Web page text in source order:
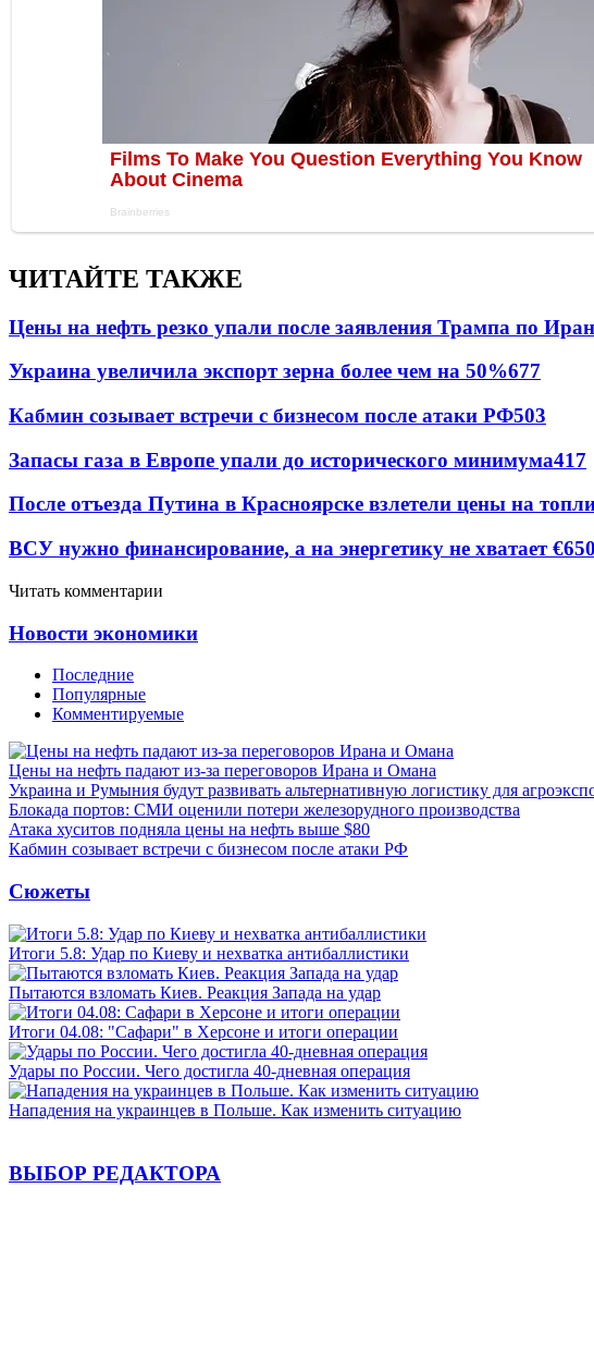
ЧИТАЙТЕ ТАКЖЕ
Цены на нефть резко упали после заявления Трампа по
Украина увеличила экспорт зерна более чем на 50%677
Кабмин созывает встречи с бизнесом после атаки РФ503
Запасы газа в Европе упали до исторического минимума417
После отъезда Путина в Красноярске взлетели цены на
ВСУ нужно финансирование, а на энергетику не хватает
Читать комментарии
Новости экономики
Последние
Популярные
Комментируемые
Цены на нефть падают из-за переговоров Ирана и Омана
Украина и Румыния будут развивать альтернативную логистику для
Блокада портов: СМИ оценили потери железорудного производства
Атака хуситов подняла цены на нефть выше $80
Кабмин созывает встречи с бизнесом после атаки РФ
Сюжеты
Итоги 5.8: Удар по Киеву и нехватка антибаллистики
Пытаются взломать Киев. Реакция Запада на удар
Итоги 04.08: "Сафари" в Херсоне и итоги операции
Удары по России. Чего достигла 40-дневная операция
Нападения на украинцев в Польше. Как изменить ситуацию
ВЫБОР РЕДАКТОРА